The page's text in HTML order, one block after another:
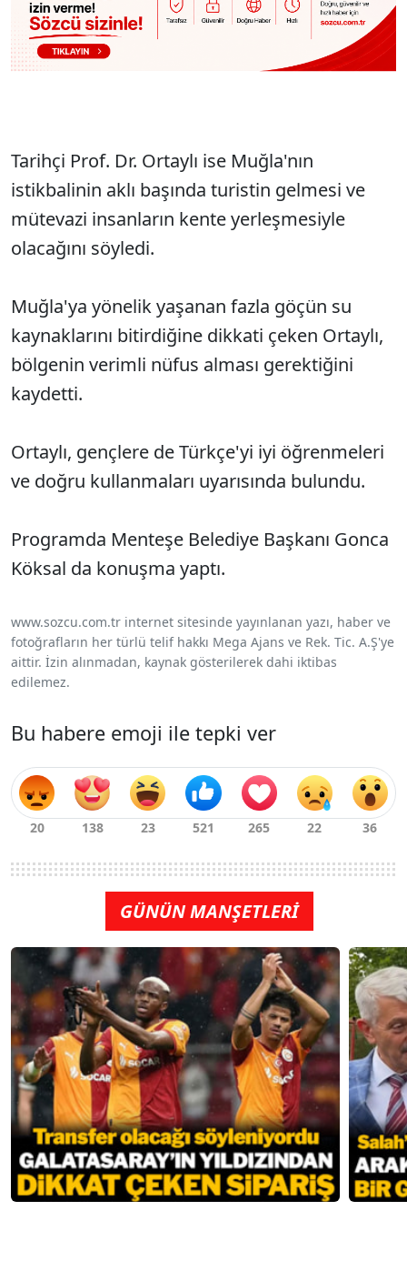
Tarihçi Prof. Dr. Ortaylı ise Muğla'nın
istikbalinin aklı başında turistin gelmesi ve
mütevazi insanların kente yerleşmesiyle
olacağını söyledi.
Muğla'ya yönelik yaşanan fazla göçün su
kaynaklarını bitirdiğine dikkati çeken Ortaylı,
bölgenin verimli nüfus alması gerektiğini
kaydetti.
Ortaylı, gençlere de Türkçe'yi iyi öğrenmeleri
ve doğru kullanmaları uyarısında bulundu.
Programda Menteşe Belediye Başkanı Gonca
Köksal da konuşma yaptı.
www.sozcu.com.tr internet sitesinde yayınlanan yazı, haber ve
fotoğrafların her türlü telif hakkı Mega Ajans ve Rek. Tic. A.Ş'ye
aittir. İzin alınmadan, kaynak gösterilerek dahi iktibas
edilemez.
Bu habere emoji ile tepki ver
GÜNÜN MANŞETLERİ